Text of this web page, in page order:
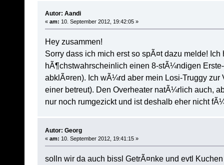
Autor: Aandi
« am: 10. September 2012, 19:42:05 »
Hey zusammen!
Sorry dass ich mich erst so spÃ¤t dazu melde! Ich
hÃ¶chstwahrscheinlich einen 8-stÃ¼ndigen
abklÃ¤ren). Ich wÃ¼rd aber mein Losi-Truggy
einer betreut). Den Overheater natÃ¼rlich auch,
nur noch rumgezickt und ist deshalb eher nicht
Autor: Georg
« am: 10. September 2012, 19:41:15 »
solln wir da auch bissl GetrÃ¤nke und evtl